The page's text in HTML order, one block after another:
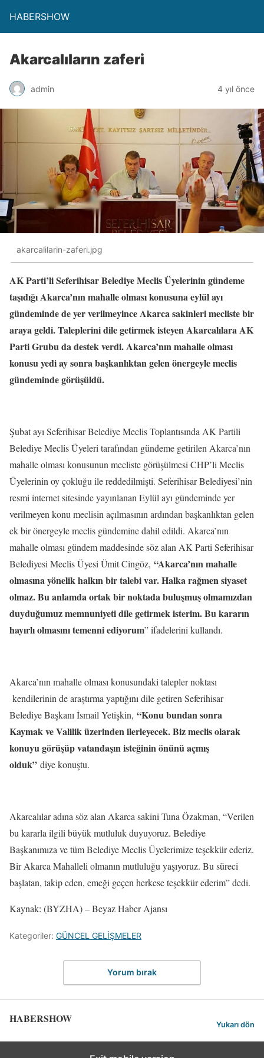
HABERSHOW
Akarcalıların zaferi
admin 4 yıl önce
akarcalilarin-zaferi.jpg
AK Parti’li Seferihisar Belediye Meclis Üyelerinin gündeme
taşıdığı Akarca’nın mahalle olması konusuna eylül ayı
gündeminde de yer verilmeyince Akarca sakinleri mecliste bir
araya geldi. Taleplerini dile getirmek isteyen Akarcalılara AK
Parti Grubu da destek verdi. Akarca’nın mahalle olması
konusu yedi ay sonra başkanlıktan gelen önergeyle meclis
gündeminde görüşüldü.
Şubat ayı Seferihisar Belediye Meclis Toplantısında AK Partili
Belediye Meclis Üyeleri tarafından gündeme getirilen Akarca’nın
mahalle olması konusunun mecliste görüşülmesi CHP’li Meclis
Üyelerinin oy çokluğu ile reddedilmişti. Seferihisar Belediyesi’nin
resmi internet sitesinde yayınlanan Eylül ayı gündeminde yer
verilmeyen konu meclisin açılmasının ardından başkanlıktan gelen
ek bir önergeyle meclis gündemine dahil edildi. Akarca’nın
mahalle olması gündem maddesinde söz alan AK Parti Seferihisar
Belediyesi Meclis Üyesi Ümit Cingöz, “Akarca’nın mahalle
olmasına yönelik halkın bir talebi var. Halka rağmen siyaset
olmaz. Bu anlamda ortak bir noktada buluşmuş olmamızdan
duyduğumuz memnuniyeti dile getirmek isterim. Bu kararın
hayırlı olmasını temenni ediyorum” ifadelerini kullandı.
Akarca’nın mahalle olması konusundaki talepler noktası
kendilerinin de araştırma yaptığını dile getiren Seferihisar
Belediye Başkanı İsmail Yetişkin, “Konu bundan sonra
Kaymak ve Valilik üzerinden ilerleyecek. Biz meclis olarak
konuyu görüşüp vatandaşın isteğinin önünü açmış
olduk” diye konuştu.
Akarcalılar adına söz alan Akarca sakini Tuna Özakman, “Verilen
bu kararla ilgili büyük mutluluk duyuyoruz. Belediye
Başkanımıza ve tüm Belediye Meclis Üyelerimize teşekkür ederiz.
Bir Akarca Mahalleli olmanın mutluluğu yaşıyoruz. Bu süreci
başlatan, takip eden, emeği geçen herkese teşekkür ederim” dedi.
Kaynak: (BYZHA) – Beyaz Haber Ajansı
Kategoriler: GÜNCEL GELİŞMELER
Yorum bırak
HABERSHOW Yukarı dön